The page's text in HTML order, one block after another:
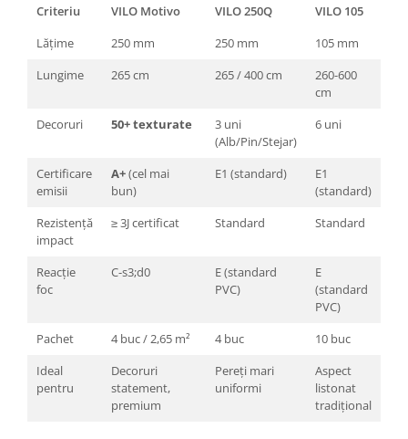
Criteriu VILO Motivo VILO 250Q
VILO 105
Lățime
250 mm 250 mm
105 mm
Lungime
265 cm 265 / 400 cm
260-600
cm
Decoruri
50+ texturate
3 uni
(Alb/Pin/Stejar)
6 uni
Certificare
emisii
A+(cel mai
bun)
E1 (standard)
E1
(standard)
Rezistență
impact
≥ 3J certificat Standard Standard
Reacție
foc
C-s3;d0
E (standard
PVC)
E
(standard
PVC)
Pachet
4 buc / 2,65 m² 4 buc
10 buc
Ideal
pentru
Decoruri
statement,
premium
Pereți mari
uniformi
Aspect
listonat
tradițional